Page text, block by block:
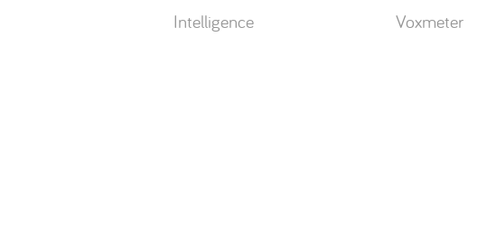
Intelligence Voxmeter